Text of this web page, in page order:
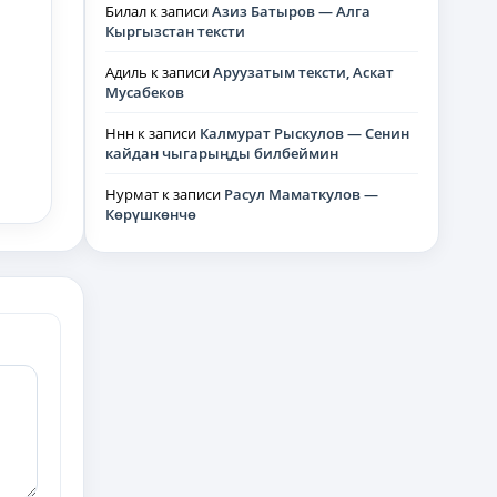
Билал к записиАзиз Батыров — Алга
Кыргызстан тексти
Адиль к записиАруузатым тексти, Аскат
Мусабеков
Ннн к записи Калмурат Рыскулов — Сенин
кайдан чыгарыңды билбеймин
Нурмат к записи Расул Маматкулов —
Көрүшкөнчө